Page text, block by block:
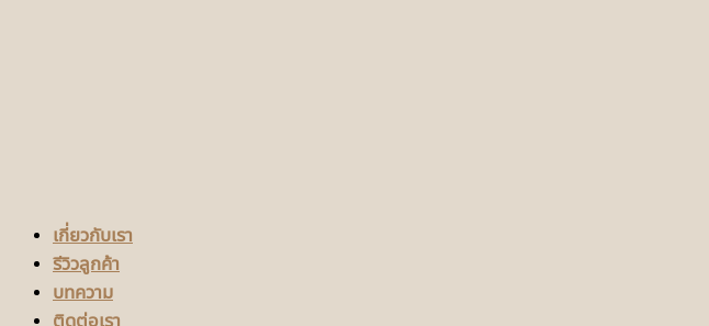
เกี่ยวกับเรา
รีวิวลูกค้า
บทความ
ติดต่อเรา